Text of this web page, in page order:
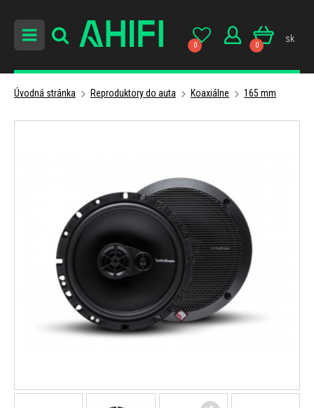
0 0
sk
Úvodná stránka Reproduktory do auta Koaxiálne 165 mm